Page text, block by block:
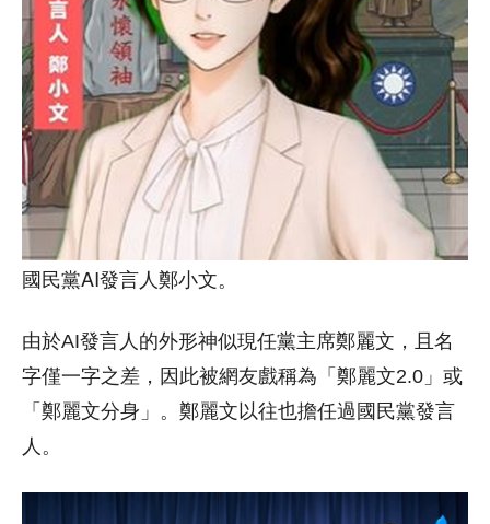
國民黨AI發言人鄭小文。
由於AI發言人的外形神似現任黨主席鄭麗文，且名
字僅一字之差，因此被網友戲稱為「鄭麗文2.0」或
「鄭麗文分身」。鄭麗文以往也擔任過國民黨發言
人。